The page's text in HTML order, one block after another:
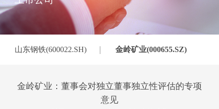
山东钢铁(600022.SH) | 金岭矿业(000655.SZ)
金岭矿业：董事会对独立董事独立性评估的专项
意见